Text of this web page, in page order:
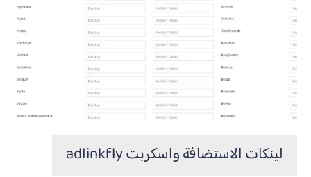
لينكات الاستضافة واسكربت adlinkfly